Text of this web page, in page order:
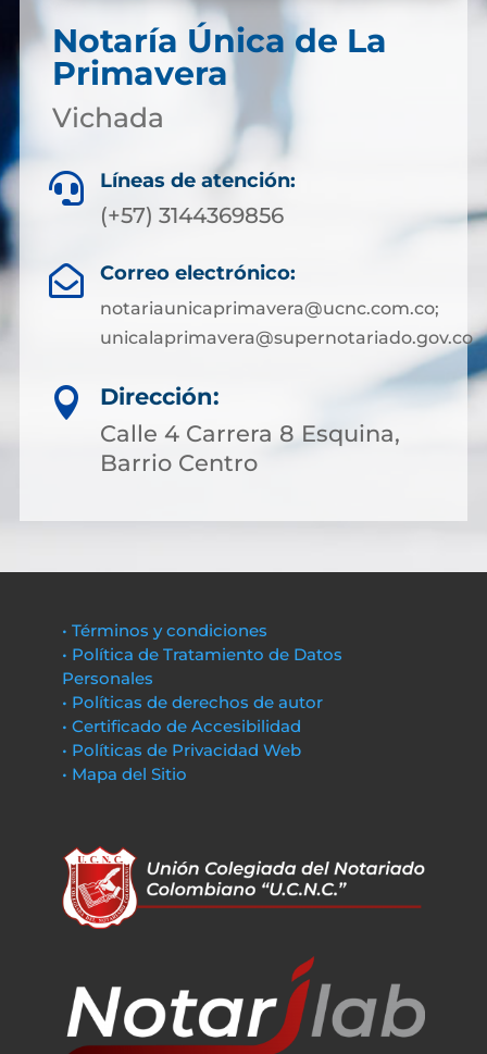
Notaría Única de La
Primavera
Vichada
 Líneas de atención:
(+57) 3144369856
 Correo electrónico:
notariaunicaprimavera@ucnc.com.co;
unicalaprimavera@supernotariado.gov.co

Dirección:
Calle 4 Carrera 8 Esquina,
Barrio Centro
• Términos y condiciones
• Política de Tratamiento de Datos
Personales
• Políticas de derechos de autor
• Certificado de Accesibilidad
• Políticas de Privacidad Web
• Mapa del Sitio